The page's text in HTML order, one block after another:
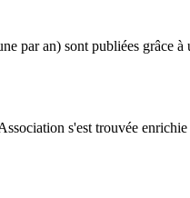
par an) sont publiées grâce
s'est trouvée